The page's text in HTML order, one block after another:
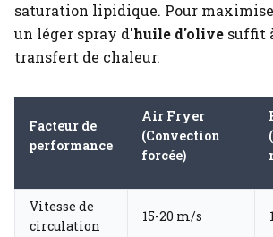
saturation lipidique. Pour
un léger spray d'huile d'olive suffit
transfert de chaleur.
Facteur de
performance
Air Fryer
(Convection
forcée)
Vitesse de
circulation
15-20 m/s